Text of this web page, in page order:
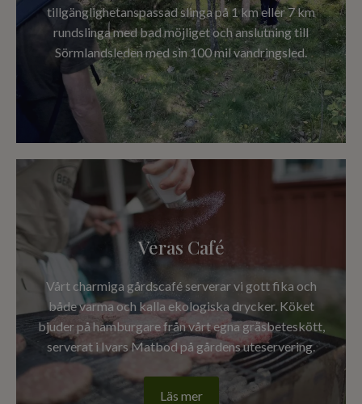
tillgänglighetanspassad slinga på 1 km eller 7 km
rundslinga med bad möjliget och anslutning till
Sörmlandsleden med sin 100 mil vandringsled.
Veras Café
Vårt charmiga gårdscafé serverar vi gott fika och
både varma och kalla ekologiska drycker. Köket
bjuder på hamburgare från vårt egna gräsbeteskött,
serverat i Ivars Matbod på gårdens uteservering.
Läs mer